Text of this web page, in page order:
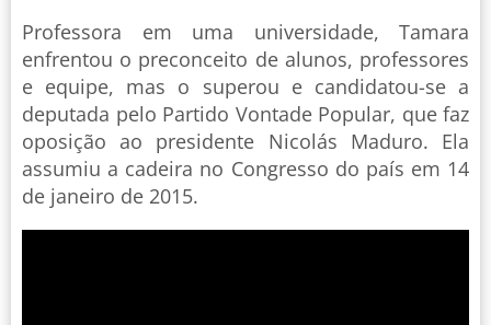
Professora em uma universidade, Tamara
enfrentou o preconceito de alunos, professores
e equipe, mas o superou e candidatou-se a
deputada pelo Partido Vontade Popular, que faz
oposição ao presidente Nicolás Maduro. Ela
assumiu a cadeira no Congresso do país em 14
de janeiro de 2015.